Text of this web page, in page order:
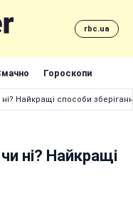
rbc.ua
Гороскопи
ні? Найкращі способи
ні? Найкращі